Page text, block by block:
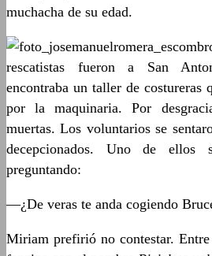
muchacha de su edad.
rescatistas fueron a San
encontraba un taller de costureras
por la maquinaria. Por
muertas. Los voluntarios se
decepcionados. Uno de ellos
preguntando:
—¿De veras te anda cogiendo
Miriam prefirió no contestar.